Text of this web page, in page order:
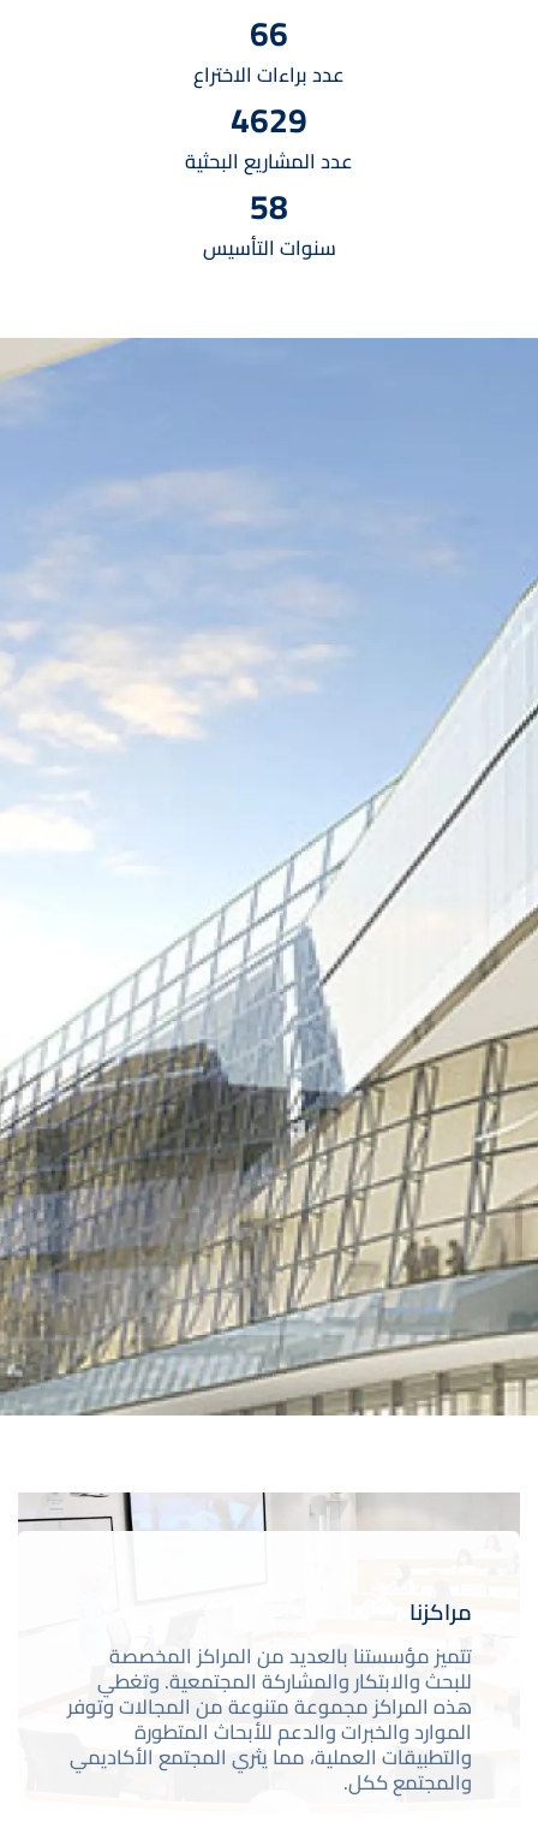
66
عدد براءات الاختراع
4629
عدد المشاريع البحثية
58
سنوات التأسيس
مراكزنا
تتميز مؤسستنا بالعديد من المراكز المخصصة
للبحث والابتكار والمشاركة المجتمعية. وتغطي
هذه المراكز مجموعة متنوعة من المجالات وتوفر
الموارد والخبرات والدعم للأبحاث المتطورة
والتطبيقات العملية، مما يثري المجتمع الأكاديمي
والمجتمع ككل.